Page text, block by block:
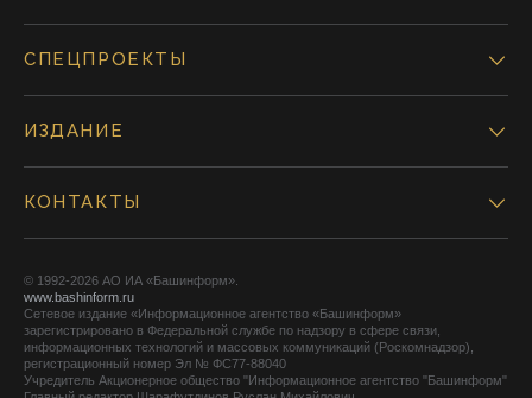
СПЕЦПРОЕКТЫ
ИЗДАНИЕ
КОНТАКТЫ
© 1992-2026 АО ИА «Башинформ».
www.bashinform.ru
Сетевое издание «Информационное агентство «Башинформ»
зарегистрировано в Федеральной службе по надзору в сфере связи,
информационных технологий и массовых коммуникаций (Роскомнадзор),
регистрационный номер Эл № ФС77-88040
Учредитель Акционерное общество "Информационное агентство "Башинформ"